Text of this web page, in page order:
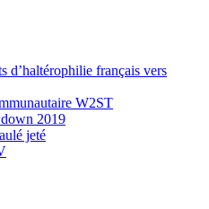
d’haltérophilie français vers
W2ST
2019
jeté